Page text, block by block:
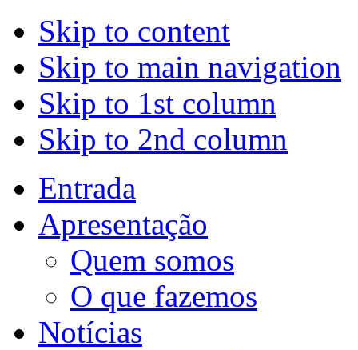
Skip to content
Skip to main navigation
Skip to 1st column
Skip to 2nd column
Entrada
Apresentação
Quem somos
O que fazemos
Notícias